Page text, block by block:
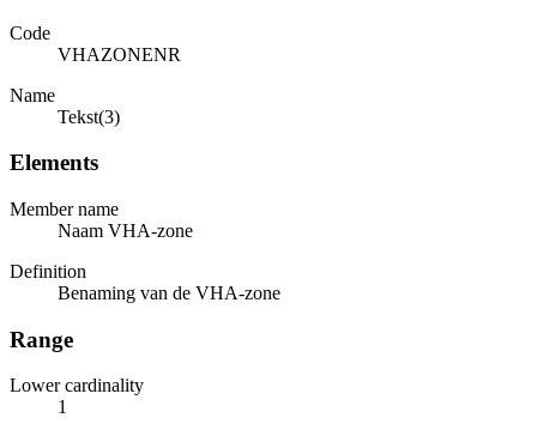
Code
VHAZONENR
Name
Tekst(3)
Elements
Member name
Naam VHA-zone
Definition
Benaming van de VHA-zone
Range
Lower cardinality
1